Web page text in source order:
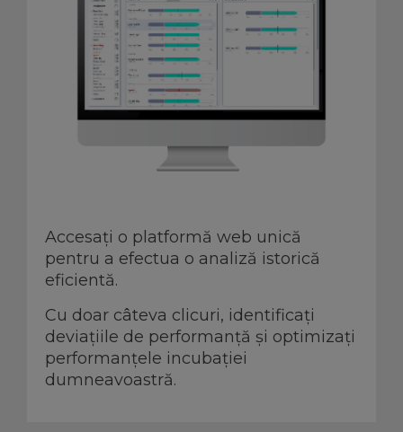
Accesați o platformă web unică
pentru a efectua o analiză istorică
eficientă.
Cu doar câteva clicuri, identificați
deviațiile de performanță și optimizați
performanțele incubaţiei
dumneavoastră.